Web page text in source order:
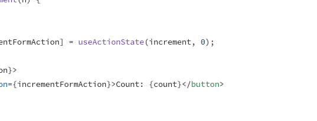
] = useActionState(increment, 0) ;
}>
={incrementFormAction}>Count: {count}</button>